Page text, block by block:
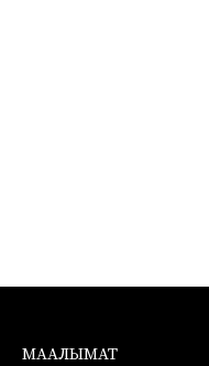
МААЛЫМАТ